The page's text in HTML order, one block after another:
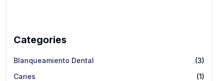
Categories
Blanqueamiento Dental
(3)
Caries
(1)